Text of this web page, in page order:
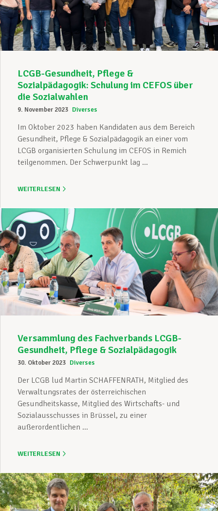
Unterstützung im Privatleben
Mitglied werden
Aktuell
LCGB-Gesundheit, Pflege &
Sozialpädagogik: Schulung im CEFOS über
die Sozialwahlen
9. November 2023 Diverses
Im Oktober 2023 haben Kandidaten aus dem Bereich
Gesundheit, Pflege & Sozialpädagogik an einer vom
LCGB organisierten Schulung im CEFOS in Remich
teilgenommen. Der Schwerpunkt lag ...
WEITERLESEN
Versammlung des Fachverbands LCGB-
Gesundheit, Pflege & Sozialpädagogik
30. Oktober 2023 Diverses
Der LCGB lud Martin SCHAFFENRATH, Mitglied des
Verwaltungsrates der österreichischen
Gesundheitskasse, Mitglied des Wirtschafts- und
Sozialausschusses in Brüssel, zu einer
außerordentlichen ...
WEITERLESEN